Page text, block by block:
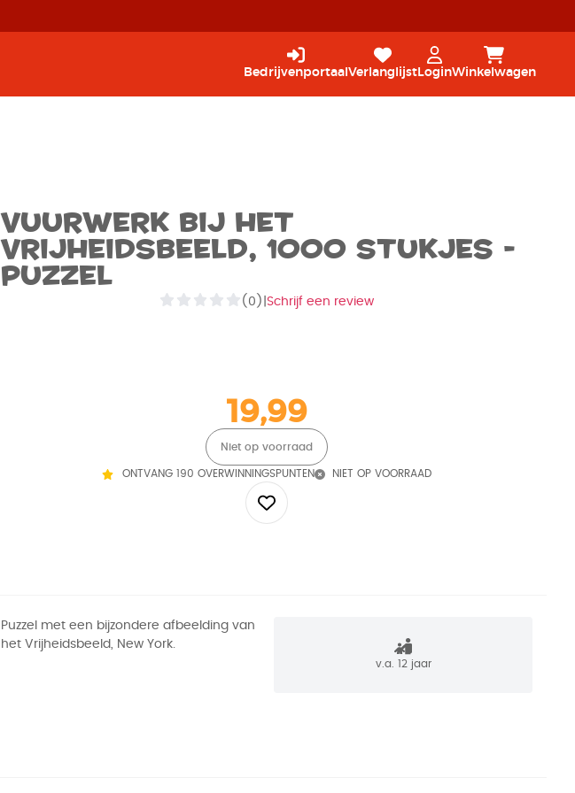
Bedrijvenportaal Verlanglijst LoginWinkelwagen
Vuurwerk bij het
Vrijheidsbeeld, 1000 stukjes -
Puzzel
(0) Schrijf een review
19,99
Niet op voorraad
ONTVANG 190 OVERWINNINGSPUNTEN NIET OP VOORRAAD
Puzzel met een bijzondere afbeelding van
het Vrijheidsbeeld, New York.
v.a. 12 jaar